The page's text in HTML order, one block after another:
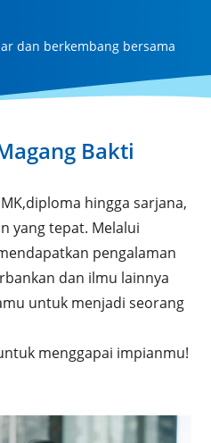
dan berkembang bersama
Bakti
hingga sarjana,
yang tepat. Melalui
pengalaman
dan ilmu lainnya
untuk menjadi seorang
menggapai impianmu!